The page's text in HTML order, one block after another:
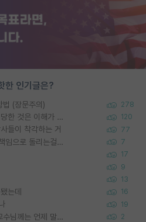
한 인기글은?
법 (장문주의) 278
대학원생들 교수에게 가스라이팅 당한 것은 이해가 갑니다. 안타깝네요. 120
들이 착각하는 거 77
왜 후배가 못하는걸 교수님은 내 책임으로 돌리는걸까요? 7
17
9
13
는데 16
19
타대학원 컨텍 준비중인데, 지도교수님께는 언제 말씀드려야 할까요? 2